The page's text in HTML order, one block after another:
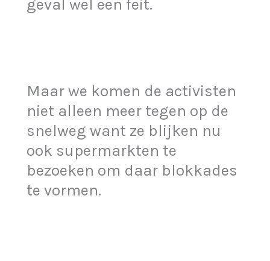
geval wel een feit.
Maar we komen de activisten
niet alleen meer tegen op de
snelweg want ze blijken nu
ook supermarkten te
bezoeken om daar blokkades
te vormen.